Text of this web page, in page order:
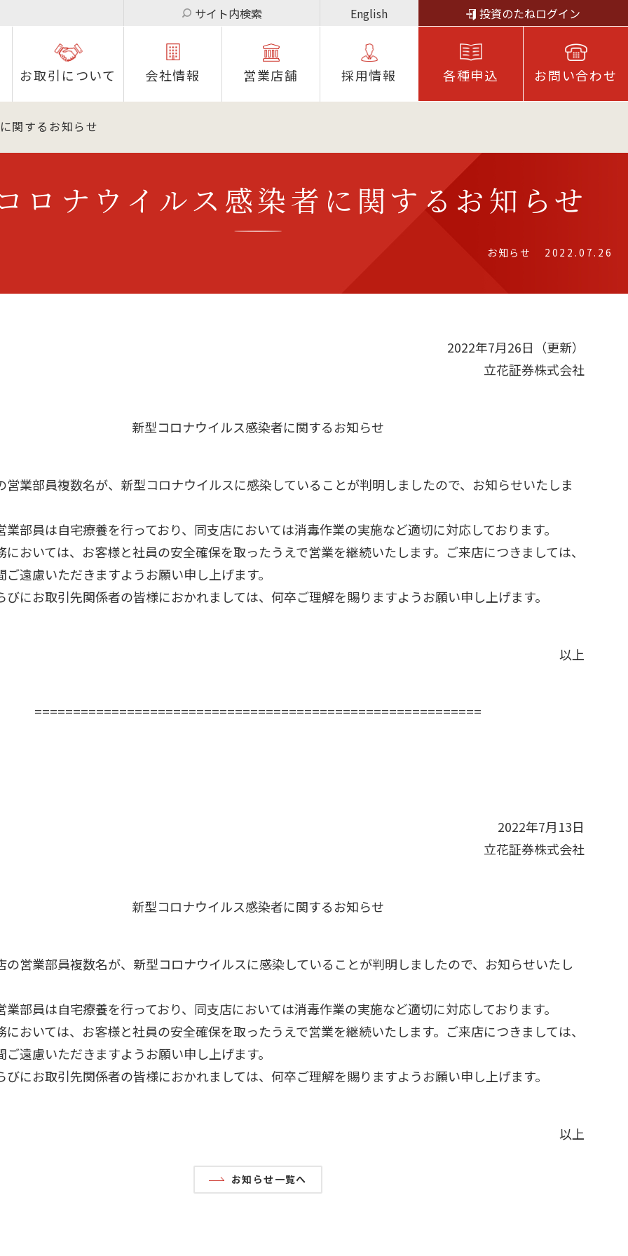
サイト内検索 English 投資のたねログイン
お取引について 会社情報 営業店舗 採⽤情報 各種申込 お問い合わせ
関するお知らせ
ロナウイルス感染者に関するお知らせ
お知らせ 2022.07.26
2022年7月26日（更新）
立花証券株式会社
新型コロナウイルス感染者に関するお知らせ
業部員複数名が、新型コロナウイルスに感染していることが判明しましたので、お知らせいたしま
部員は自宅療養を行っており、同支店においては消毒作業の実施など適切に対応しております。
おいては、お客様と社員の安全確保を取ったうえで営業を継続いたします。ご来店につきましては、
ご遠慮いただきますようお願い申し上げます。
にお取引先関係者の皆様におかれましては、何卒ご理解を賜りますようお願い申し上げます。
以上
==========================================================
2022年7月13日
立花証券株式会社
新型コロナウイルス感染者に関するお知らせ
営業部員複数名が、新型コロナウイルスに感染していることが判明しましたので、お知らせいたし
部員は自宅療養を行っており、同支店においては消毒作業の実施など適切に対応しております。
おいては、お客様と社員の安全確保を取ったうえで営業を継続いたします。ご来店につきましては、
ご遠慮いただきますようお願い申し上げます。
にお取引先関係者の皆様におかれましては、何卒ご理解を賜りますようお願い申し上げます。
以上
お知らせ一覧へ